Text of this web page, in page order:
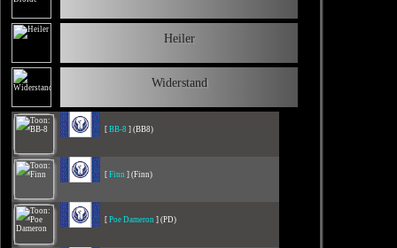
Heiler
Widerstand
[ BB-8 ] (BB8)
[ Finn ] (Finn)
[ Poe Dameron ] (PD)